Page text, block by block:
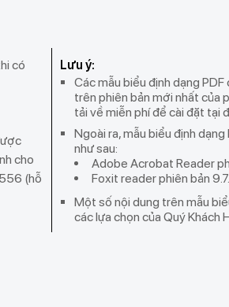
có
cho
(hỗ
Lưu ý:
Các mẫu biểu định dạng
trên phiên bản mới nhất của
tải về miễn phí để cài đặt tại
Ngoài ra, mẫu biểu định
như sau:
Adobe Acrobat Reader
Foxit reader phiên bản
Một số nội dung trên mẫu
các lựa chọn của Quý Khách